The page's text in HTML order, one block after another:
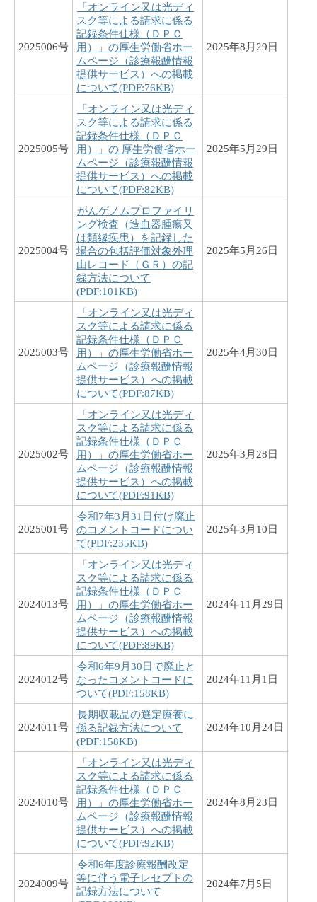
2025006号
「オンライン又は光ディ
スク等による請求に係る
記録条件仕様（ＤＰＣ
用）」の厚生労働省ホー
ムページ（診療報酬情報
提供サービス）への掲載
について(PDF:76KB)
2025年8月29日
2025005号
「オンライン又は光ディ
スク等による請求に係る
記録条件仕様（ＤＰＣ
用）」の 厚生労働省ホー
ムページ（診療報酬情報
提供サービス）への掲載
について(PDF:82KB)
2025年5月29日
2025004号
がんゲノムプロファイリ
ング検査（造血器腫瘍又
は類縁疾患）を記録した
場合の包括評価対象外理
由レコード（ＧＲ）の記
録方法について
(PDF:101KB)
2025年5月26日
2025003号
「オンライン又は光ディ
スク等による請求に係る
記録条件仕様（ＤＰＣ
用）」の厚生労働省ホー
ムページ（診療報酬情報
提供サービス）への掲載
について(PDF:87KB)
2025年4月30日
2025002号
「オンライン又は光ディ
スク等による請求に係る
記録条件仕様（ＤＰＣ
用）」の厚生労働省ホー
ムページ（診療報酬情報
提供サービス）への掲載
について(PDF:91KB)
2025年3月28日
2025001号
令和7年3月31日付け廃止
のコメントコードについ
て(PDF:235KB)
2025年3月10日
2024013号
「オンライン又は光ディ
スク等による請求に係る
記録条件仕様（ＤＰＣ
用）」の厚生労働省ホー
ムページ（診療報酬情報
提供サービス）への掲載
について(PDF:89KB)
2024年11月29日
2024012号
令和6年9月30日で廃止と
なったコメントコードに
ついて(PDF:158KB)
2024年11月1日
2024011号
長期収載品の選定療養に
係る記録方法について
(PDF:158KB)
2024年10月24日
2024010号
「オンライン又は光ディ
スク等による請求に係る
記録条件仕様（ＤＰＣ
用）」の厚生労働省ホー
ムページ（診療報酬情報
提供サービス）への掲載
について(PDF:92KB)
2024年8月23日
2024009号
令和6年度診療報酬改定
等に伴う電子レセプトの
記録方法について
2024年7月5日